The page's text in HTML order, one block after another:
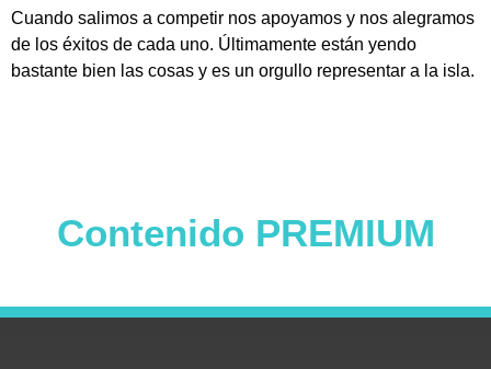
Cuando salimos a competir nos apoyamos y nos alegramos
de los éxitos de cada uno. Últimamente están yendo
bastante bien las cosas y es un orgullo representar a la isla.
Contenido PREMIUM